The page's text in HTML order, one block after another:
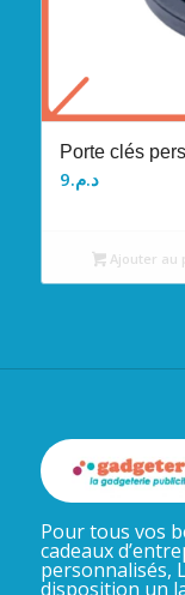
Porte clés
د.م.9
Ajouter au
Pour tous vos
cadeaux
personnalisés,
disposition un